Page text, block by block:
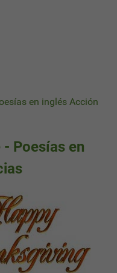
en inglés Acción
Poesías en